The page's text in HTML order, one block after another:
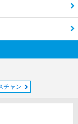
チャン